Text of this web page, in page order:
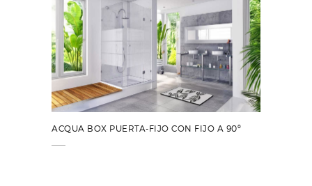
ACQUA BOX PUERTA-FIJO CON FIJO A 90º